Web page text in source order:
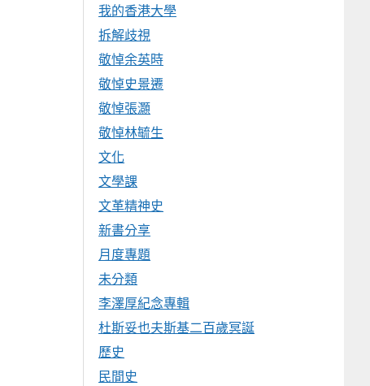
我的香港大學
拆解歧視
敬悼余英時
敬悼史景遷
敬悼張灝
敬悼林毓生
文化
文學課
文革精神史
新書分享
月度專題
未分類
李澤厚紀念專輯
杜斯妥也夫斯基二百歲冥誕
歷史
民間史